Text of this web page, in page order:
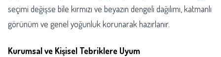
seçimi değişse bile kırmızı ve beyazın dengeli dağılımı, katmanlı
görünüm ve genel yoğunluk korunarak hazırlanır.
Kurumsal ve Kişisel Tebriklere Uyum